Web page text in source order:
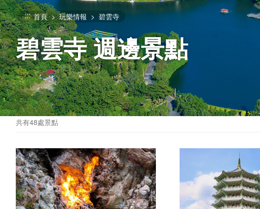
::: 首頁 玩樂情報 碧雲寺
碧雲寺 週邊景點
共有48處景點